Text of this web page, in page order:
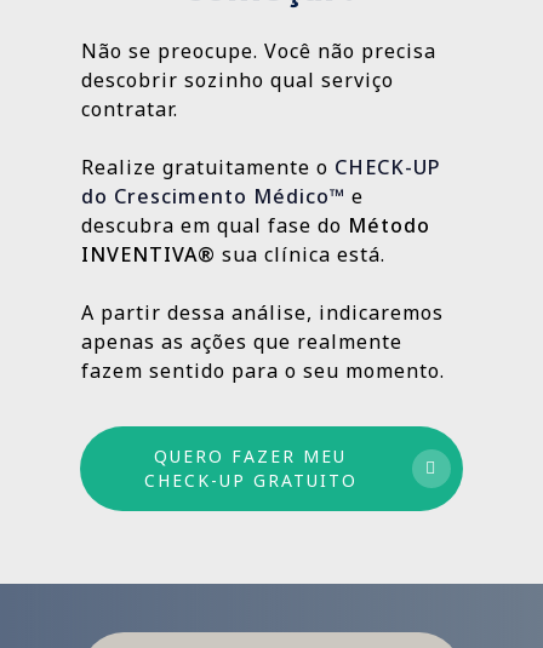
Fazer meu CHECK-UP Gratuito
localização da clínica.
preservando tudo o que já gera bons
resultados e aprimorando o que ainda
pode crescer.
gerar resultados em poucas semanas.
Outras, como SEO Médico, Gestão do Blog e
construção de autoridade digital, são
resultados sólidos e duradouros ao longo
do tempo.
Por isso trabalhamos com um método
médio e longo prazo para garantir
crescimento sustentável.
Não se preocupe. Você não precisa
descobrir sozinho qual serviço
contratar.
Realize gratuitamente o CHECK-UP
do Crescimento Médico™ e
descubra em qual fase do Método
INVENTIVA® sua clínica está.
A partir dessa análise, indicaremos
apenas as ações que realmente
fazem sentido para o seu momento.
QUERO FAZER MEU
CHECK-UP GRATUITO